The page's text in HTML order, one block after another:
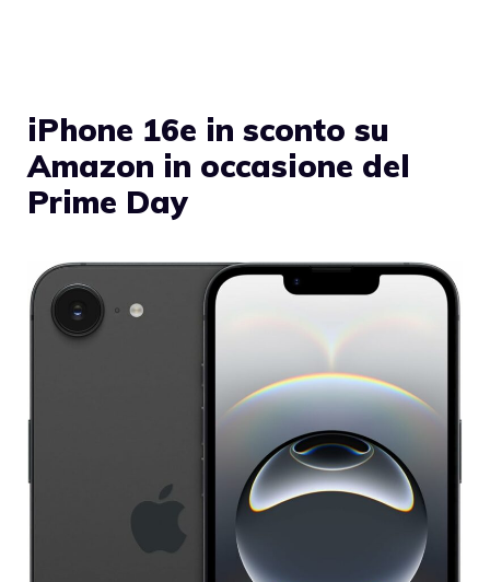
iPhone 16e in sconto su
Amazon in occasione del
Prime Day